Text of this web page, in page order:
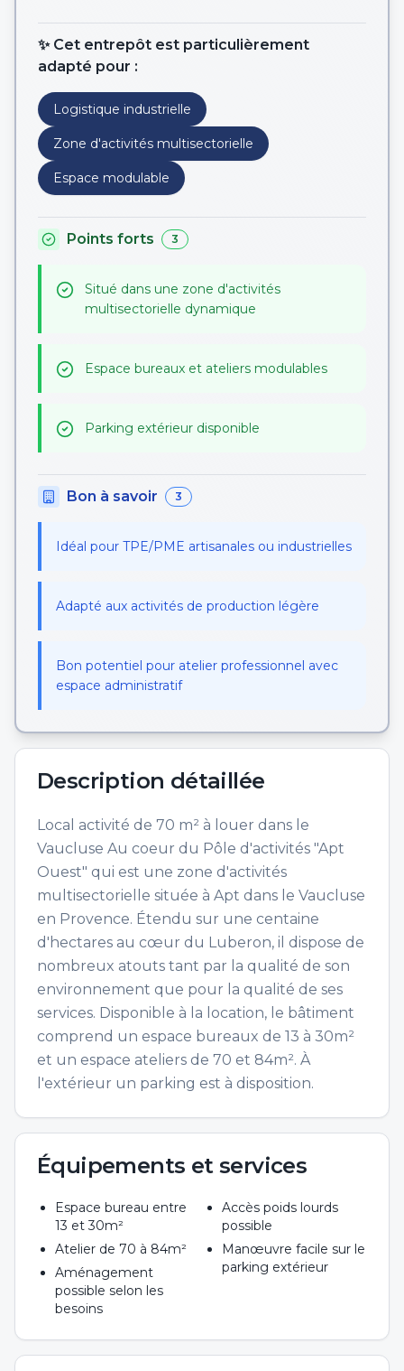
✨ Cet entrepôt est particulièrement
adapté pour :
Logistique industrielle
Zone d'activités multisectorielle
Espace modulable
Points forts 3
Situé dans une zone d'activités
multisectorielle dynamique
Espace bureaux et ateliers modulables
Parking extérieur disponible
Bon à savoir 3
Idéal pour TPE/PME artisanales ou industrielles
Adapté aux activités de production légère
Bon potentiel pour atelier professionnel avec
espace administratif
Description détaillée
Local activité de 70 m² à louer dans le
Vaucluse Au coeur du Pôle d'activités "Apt
Ouest" qui est une zone d'activités
multisectorielle située à Apt dans le Vaucluse
en Provence. Étendu sur une centaine
d'hectares au cœur du Luberon, il dispose de
nombreux atouts tant par la qualité de son
environnement que pour la qualité de ses
services. Disponible à la location, le bâtiment
comprend un espace bureaux de 13 à 30m²
et un espace ateliers de 70 et 84m². À
l'extérieur un parking est à disposition.
Équipements et services
Espace bureau entre
13 et 30m²
Atelier de 70 à 84m²
Aménagement
possible selon les
besoins
Accès poids lourds
possible
Manœuvre facile sur le
parking extérieur